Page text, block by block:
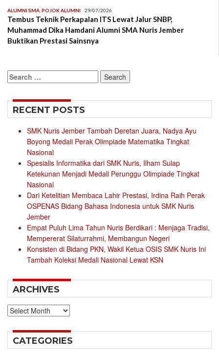
ALUMNI SMA POJOK ALUMNI 29/07/2026
Tembus Teknik Perkapalan ITS Lewat Jalur SNBP,
Muhammad Dika Hamdani Alumni SMA Nuris Jember
Buktikan Prestasi Sainsnya
Search
for:
RECENT POSTS
SMK Nuris Jember Tambah Deretan Juara, Nadya Ayu
Boyong Medali Perak Olimpiade Matematika Tingkat
Nasional
Spesialis Informatika dari SMK Nuris, Ilham Sulap
Ketekunan Menjadi Medali Perunggu Olimpiade Tingkat
Nasional
Dari Ketelitian Membaca Lahir Prestasi, Irdina Raih Perak
OSPENAS Bidang Bahasa Indonesia untuk SMK Nuris
Jember
Empat Puluh Lima Tahun Nuris Berdikari : Menjaga Tradisi,
Mempererat Silaturrahmi, Membangun Negeri
Konsisten di Bidang PKN, Wakil Ketua OSIS SMK Nuris Ini
Tambah Koleksi Medali Nasional Lewat KSN
ARCHIVES
Archives
CATEGORIES